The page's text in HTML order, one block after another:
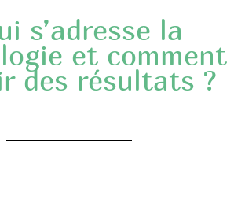
s’adresse la
et comment
des résultats ?